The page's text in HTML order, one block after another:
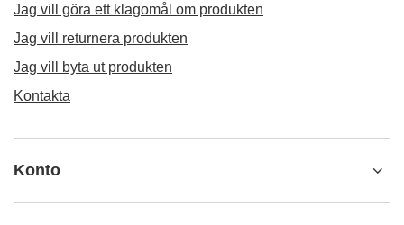
Jag vill göra ett klagomål om produkten
Jag vill returnera produkten
Jag vill byta ut produkten
Kontakta
Konto